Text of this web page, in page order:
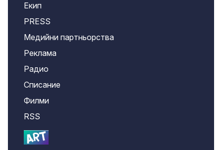
Екип
PRESS
Медийни партньорства
Реклама
Радио
Списание
Филми
RSS